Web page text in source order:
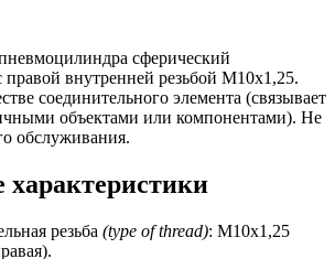
сферический
внутренней резьбой M10х1,25.
соединительного элемента (связывает
объектами или компонентами). Не
обслуживания.
характеристики
резьба (type of thread): M10х1,25